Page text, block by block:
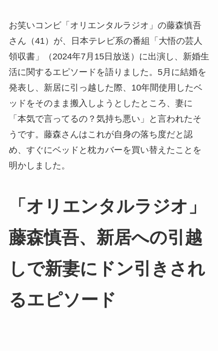
お笑いコンビ「オリエンタルラジオ」の藤森慎吾
さん（41）が、日本テレビ系の番組「大悟の芸人
領収書」（2024年7月15日放送）に出演し、新婚生
活に関するエピソードを語りました。5月に結婚を
発表し、新居に引っ越した際、10年間使用したベ
ッドをそのまま搬入しようとしたところ、妻に
「本気で言ってるの？気持ち悪い」と言われたそ
うです。藤森さんはこれが自身の落ち度だと認
め、すぐにベッドと枕カバーを買い替えたことを
明かしました。
「オリエンタルラジオ」
藤森慎吾、新居への引越
しで新妻にドン引きされ
るエピソード